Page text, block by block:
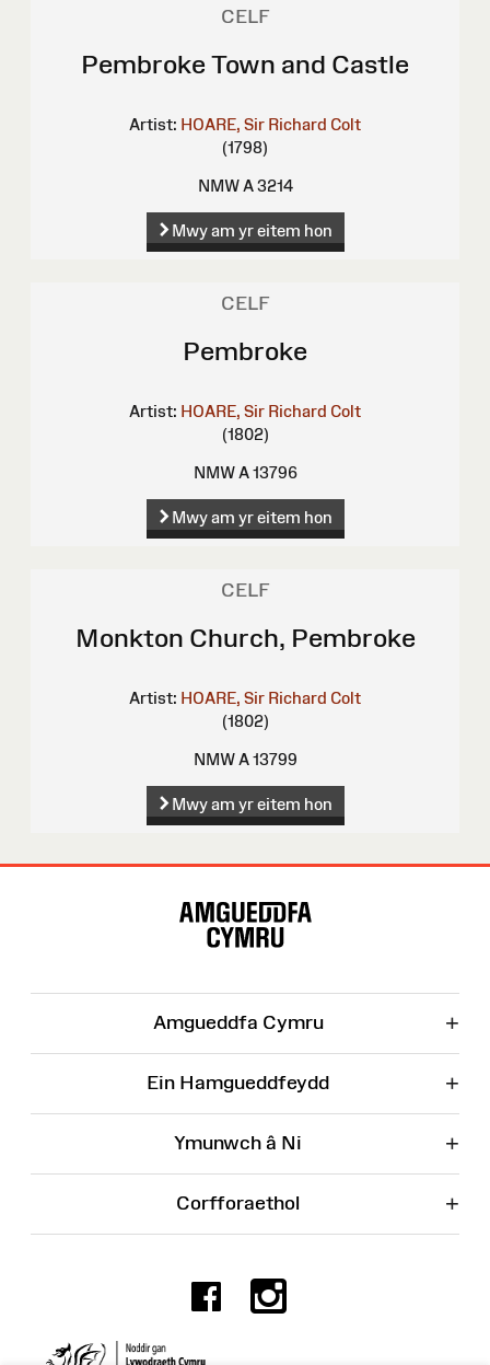
CELF
Pembroke Town and Castle
Artist: HOARE, Sir Richard Colt
(1798)
NMW A 3214
Mwy am yr eitem hon
CELF
Pembroke
Artist: HOARE, Sir Richard Colt
(1802)
NMW A 13796
Mwy am yr eitem hon
CELF
Monkton Church, Pembroke
Artist: HOARE, Sir Richard Colt
(1802)
NMW A 13799
Mwy am yr eitem hon
Amgueddfa Cymru +
Ein Hamgueddfeydd +
Ymunwch â Ni +
Corfforaethol +
Facebook